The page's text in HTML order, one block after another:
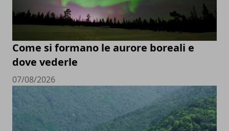
Come si formano le aurore boreali e
dove vederle
07/08/2026